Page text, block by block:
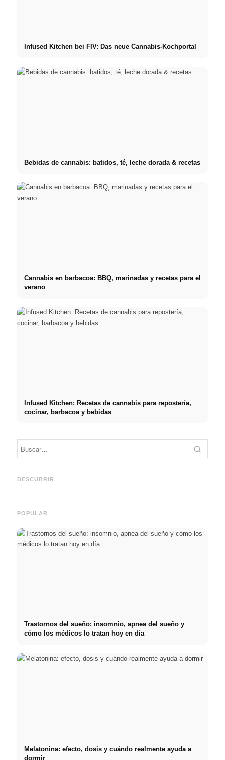
Infused Kitchen bei FIV: Das neue Cannabis-Kochportal
Bebidas de cannabis: batidos, té, leche dorada & recetas
Cannabis en barbacoa: BBQ, marinadas y recetas para el
verano
Infused Kitchen: Recetas de cannabis para repostería,
cocinar, barbacoa y bebidas
DESCUBRIR
Mehr Verkäufe durch gezieltes
POPULAR
Trastornos del sueño: insomnio, apnea del sueño y
cómo los médicos lo tratan hoy en día
Melatonina: efecto, dosis y cuándo realmente ayuda a
dormir